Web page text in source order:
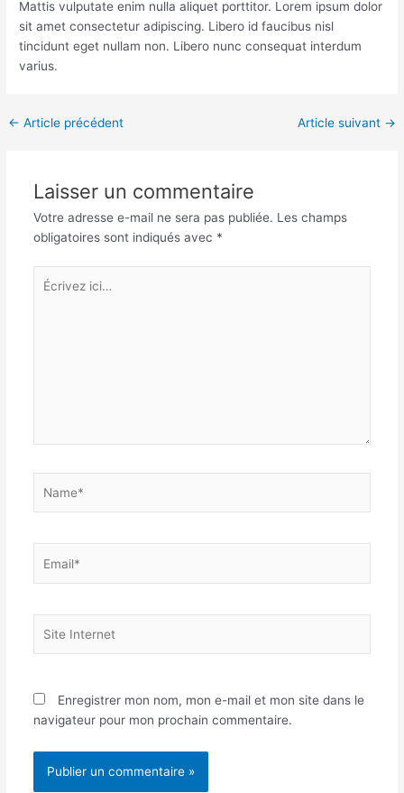
Mattis vulputate enim nulla aliquet porttitor. Lorem ipsum dolor
sit amet consectetur adipiscing. Libero id faucibus nisl
tincidunt eget nullam non. Libero nunc consequat interdum
varius.
← Article précédent Article suivant →
Laisser un commentaire
Votre adresse e-mail ne sera pas publiée. Les champs
obligatoires sont indiqués avec *
Écrivez
ici…
Internet
Enregistrer mon nom, mon e-mail et mon site dans le
navigateur pour mon prochain commentaire.